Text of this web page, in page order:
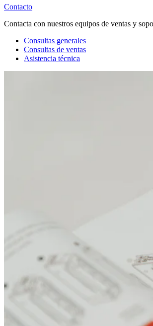
Contacto
Contacta con nuestros equipos de ventas y
Consultas generales
Consultas de ventas
Asistencia técnica